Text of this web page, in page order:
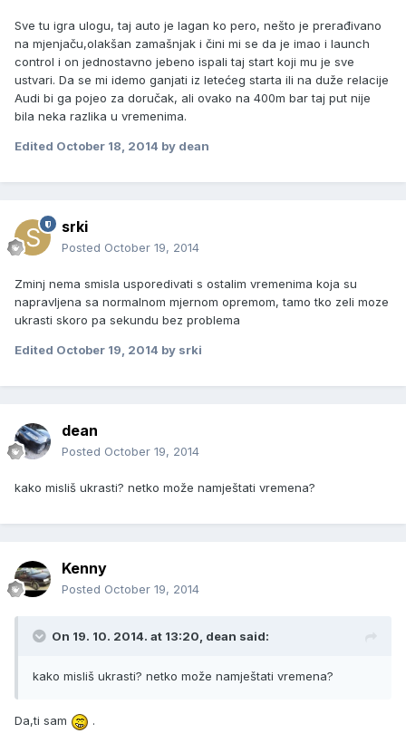
Sve tu igra ulogu, taj auto je lagan ko pero, nešto je prerađivano
na mjenjaču,olakšan zamašnjak i čini mi se da je imao i launch
control i on jednostavno jebeno ispali taj start koji mu je sve
ustvari. Da se mi idemo ganjati iz letećeg starta ili na duže relacije
Audi bi ga pojeo za doručak, ali ovako na 400m bar taj put nije
bila neka razlika u vremenima.
Edited October 18, 2014 by dean
srki
Posted October 19, 2014
Zminj nema smisla usporedivati s ostalim vremenima koja su
napravljena sa normalnom mjernom opremom, tamo tko zeli moze
ukrasti skoro pa sekundu bez problema
Edited October 19, 2014 by srki
dean
Posted October 19, 2014
kako misliš ukrasti? netko može namještati vremena?
Kenny
Posted October 19, 2014
On 19. 10. 2014. at 13:20, dean said:
kako misliš ukrasti? netko može namještati vremena?
Da,ti sam .